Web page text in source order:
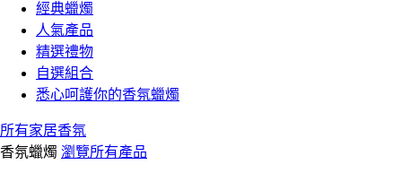
經典蠟燭
人氣產品
精選禮物
自選組合
悉心呵護你的香氛蠟燭
所有家居香氛
香氛蠟燭 瀏覽所有產品